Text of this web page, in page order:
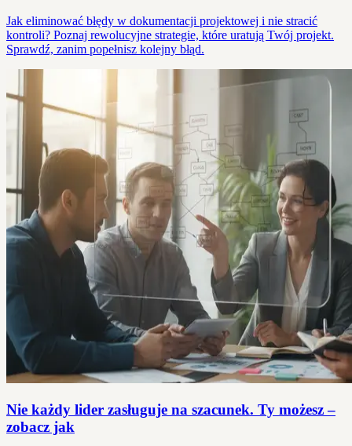
Jak eliminować błędy w dokumentacji projektowej i nie stracić
kontroli? Poznaj rewolucyjne strategie, które uratują Twój projekt.
Sprawdź, zanim popełnisz kolejny błąd.
Nie każdy lider zasługuje na szacunek. Ty możesz –
zobacz jak